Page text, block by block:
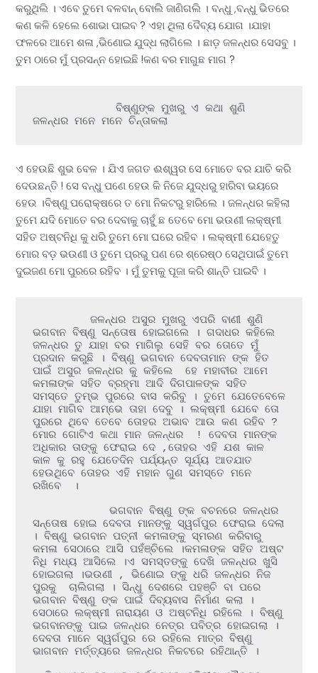
କରୁଥିଲି । ଏବେ ତୁମେ ବଳବାନ୍ ବୋଲି ଜାଣିଗଲି । ବନ୍ଧୁ ,ବନ୍ଧୁ ଭିତରେ
କଣ କଳି ହେଲେ ଶୋଭା ପାଇବ ? ଏହା ଥିଲା ଦୈବ୍ୟ ଯୋଗ ।ଯାହା
ଫଳରେ ଆମେ ଶଳା ,ଭିଣୋଇ ଯୁଦ୍ଧ ଲାଗିଲେ । ଛାଡ଼ ଜଳନ୍ଧର ସେସବୁ ।
ତୁମ ଠାରେ ମୁଁ ପ୍ରସନ୍ନ ହୋଇଛି !କଣ ବର ମାଗୁଛ ମାଗ ?
ଜଳନ୍ଧର ମନେ ମନେ ଚିନ୍ତାକଲା
ଏ ହେଉଛି ଶୁଭ ବେଳ । ଯିଏ ଜଗତ ଈଶ୍ୱର ସେ ମୋତେ ବର ଯାଚି କରି
ଦେଉଛନ୍ତି ! ସେ ବନ୍ଧୁ ପଣେ ହେଉ କି ନିଜେ ଯୁଦ୍ଧରୁ ହାରିବା ଭୟରେ
ହେଉ ।ବିଷ୍ଣୁ ପରୋକ୍ଷରେ ତ ମୋ ନିକଟରୁ ହାରିଲେ । ଜଳନ୍ଧର କହିଲା
ତୁମେ ଯଦି ମୋତେ ବର ଦେବାକୁ ଚାହୁଁ ଛ ତେବେ ମୋ ଭଉଣୀ ଲକ୍ଷ୍ମୀ
ସହିତ ଅଷ୍ଟନିଧି କୁ ଧରି ତୁମେ ମୋ ଘରେ ରହିବ । ଲକ୍ଷ୍ମୀ ଯେହେତୁ
ମୋର ବଡ଼ ଭଉଣୀ ଓ ତୁମେ ପ୍ରଭୁ ପଣ ରେ ଶ୍ରେଷ୍ଠ ସେଥିପାଇଁ ତୁମେ
ଦୁଇଜଣ ମୋ ପୁରରେ ରହିବ । ମୁଁ ତୁମକୁ ପୂଜା କରି ଶାନ୍ତି ପାଇବି ।
ଭଗବାନ ବିଷ୍ଣୁ ସନ୍ତୋଷ ହୋଇଗଲେ । ଗଦାଧର କହିଲେ
ଜଳନ୍ଧର ତୁ ଯାହା ବର ମାଗିଲୁ ସେହି ବର ତୋତେ ମୁଁ
ପ୍ରଦାନ କରୁଛି । ବିଷ୍ଣୁ ଭଗବାନ ଦେବତାମାନ ଙ୍କ ହିତ
ପାଇଁ ଅସୁର ଜଳନ୍ଧର କୁ କହିଲେ  ହେ ମହାବୀର ଆମେ
କମଳାଙ୍କ ସହିତ ବ୍ରହ୍ମା ଆଦି ଦିଗପାଳଙ୍କ ସହିତ
ସମସ୍ତେ ତୁମ୍ଭ ପୁରରେ ବାସ କରିବୁ । ତୁମେ ଯେତେବେଳେ
ଯାହା ମାଗିବ ଆମ୍ଭେ ତାହା ଦେବୁ । ଲକ୍ଷ୍ମୀ ଯେବେ ତୋ
ପୁରରେ ଥିବେ ତେବେ ତୋହର ଅଭାବ ଆଉ କଣ ରହିବ ?
ମୋର ଗୋଟିଏ କଥା ମାନ ଜଳନ୍ଧର  ! ଦେବତା ମାନଙ୍କ
ଅଧିକାର ତାଙ୍କୁ ଫେରାଇ ଦେ ,ତୋହର ଏହି ଯଶ କାଳ
କାଳ କୁ ରହୁ ଯେତେଦିନ ପର୍ଯ୍ୟନ୍ତ ସୂର୍ଯ୍ୟ ଆତଯାତ
ହେଉଥିବେ ତୋହର ଏହି ମହାନ ଗୁଣ ସମସ୍ତେ ମନେ
ରଖିବେ  ।
ସନ୍ତୋଷ ହୋଇ ଦେବତା ମାନଙ୍କୁ ସ୍ୱର୍ଗପୁର ଫେରାଇ ଦେଲା
। ବିଷ୍ଣୁ ଭଗବାନ ପତ୍ନୀ କମଳାଙ୍କୁ ସ୍ମରଣ କରିବାରୁ
କମଳା ସେଠାରେ ଆସି ପହଁଞ୍ଚିଲେ ।କମଳାଙ୍କ ସହିତ ଅଷ୍ଟ
ନିଧି ମଧ୍ୟ ଆସିଲେ ।ଏ ସମସ୍ତଙ୍କୁ ଦେଖି ଜଳନ୍ଧର ଖୁସି
ହୋଇଗଲା ।ଭଉଣୀ , ଭିଣୋଇ ଙ୍କୁ ଧରି ଜଳନ୍ଧର ନିଜ
ପୁରକୁ  ଚାଲିଗଲା । ସିନ୍ଧୁ ଦେଶରେ ପହଞ୍ଚି ବା ପରେ
ଭଗବାନ ବିଷ୍ଣୁ ଙ୍କ ପାଇଁ ଦିବ୍ୟବାସ ନିର୍ମାଣ କଲା ।
ସେଠାରେ ଲକ୍ଷ୍ମୀ ନାରାୟଣ ଓ ଅଷ୍ଟନିଧି ରହିଲେ । ବିଷ୍ଣୁ
ଭଗବାନଙ୍କୁ ପାଇ ଜଳନ୍ଧର ନେତ୍ର ପବିତ୍ର ହୋଇଗଲା ।
ଦେବତା ମାନେ ସ୍ୱର୍ଗପୁର ରେ ରହିଲେ ମାତ୍ର ବିଷ୍ଣୁ
ଭାଗବାନ ମର୍ତ୍ତ୍ୟରେ ଜଳନ୍ଧର ନିକଟରେ ରହିଥାନ୍ତି ।